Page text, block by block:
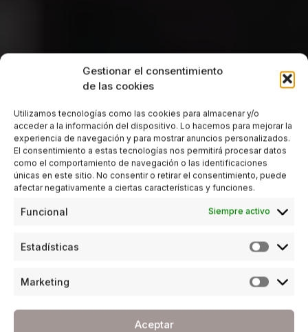
Gestionar el consentimiento
de las cookies
Utilizamos tecnologías como las cookies para almacenar y/o
acceder a la información del dispositivo. Lo hacemos para mejorar la
experiencia de navegación y para mostrar anuncios personalizados.
El consentimiento a estas tecnologías nos permitirá procesar datos
como el comportamiento de navegación o las identificaciones
únicas en este sitio. No consentir o retirar el consentimiento, puede
afectar negativamente a ciertas características y funciones.
Funcional Siempre activo
Estadísticas
Marketing
Aceptar